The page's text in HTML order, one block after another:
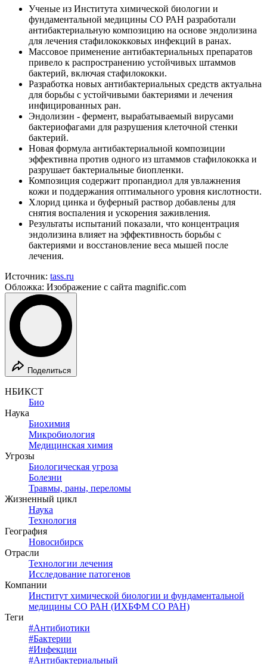
Ученые из Института химической биологии и
фундаментальной медицины СО РАН разработали
антибактериальную композицию на основе эндолизина
для лечения стафилококковых инфекций в ранах.
Массовое применение антибактериальных препаратов
привело к распространению устойчивых штаммов
бактерий, включая стафилококки.
Разработка новых антибактериальных средств актуальна
для борьбы с устойчивыми бактериями и лечения
инфицированных ран.
Эндолизин - фермент, вырабатываемый вирусами
бактериофагами для разрушения клеточной стенки
бактерий.
Новая формула антибактериальной композиции
эффективна против одного из штаммов стафилококка и
разрушает бактериальные биопленки.
Композиция содержит пропандиол для увлажнения
кожи и поддержания оптимального уровня кислотности.
Хлорид цинка и буферный раствор добавлены для
снятия воспаления и ускорения заживления.
Результаты испытаний показали, что концентрация
эндолизина влияет на эффективность борьбы с
бактериями и восстановление веса мышей после
лечения.
Источник: tass.ru
Обложка: Изображение с сайта magnific.com
Поделиться
НБИКСТ
Био
Наука
Биохимия
Микробиология
Медицинская химия
Угрозы
Биологическая угроза
Болезни
Травмы, раны, переломы
Жизненный цикл
Наука
Технология
География
Новосибирск
Отрасли
Технологии лечения
Исследование патогенов
Компании
Институт химической биологии и фундаментальной
медицины СО РАН (ИХБФМ СО РАН)
Теги
#Антибиотики
#Бактерии
#Инфекции
#Антибактериальный